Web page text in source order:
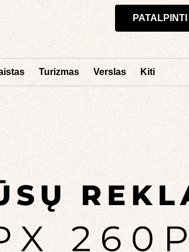
PATALPINTI
Turizmas Verslas Kiti